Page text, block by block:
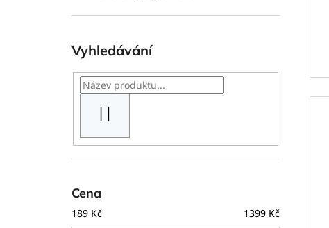
Vyhledávání
Cena
189 Kč 1399 Kč